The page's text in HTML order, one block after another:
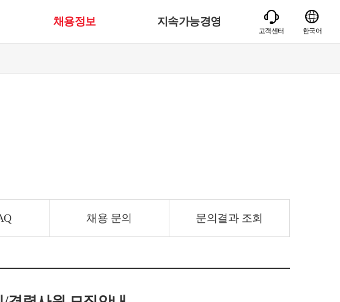
채용정보 지속가능경영
고객센터 한국어
채용 문의 문의결과 조회